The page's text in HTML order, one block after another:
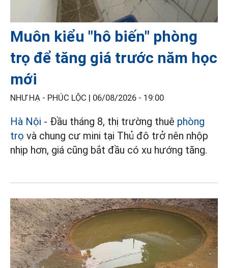
Muôn kiểu "hô biến" phòng
trọ để tăng giá trước năm học
mới
NHƯ HẠ - PHÚC LỘC | 06/08/2026 - 19:00
Hà Nội - Đầu tháng 8, thị trường thuê phòng
trọ và chung cư mini tại Thủ đô trở nên nhộp
nhịp hơn, giá cũng bắt đầu có xu hướng tăng.